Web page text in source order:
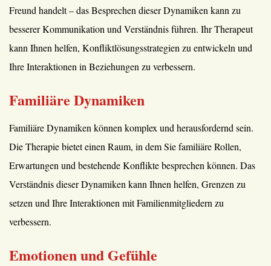
Freund handelt – das Besprechen dieser Dynamiken kann zu
besserer Kommunikation und Verständnis führen. Ihr Therapeut
kann Ihnen helfen, Konfliktlösungsstrategien zu entwickeln und
Ihre Interaktionen in Beziehungen zu verbessern.
Familiäre Dynamiken
Familiäre Dynamiken können komplex und herausfordernd sein.
Die Therapie bietet einen Raum, in dem Sie familiäre Rollen,
Erwartungen und bestehende Konflikte besprechen können. Das
Verständnis dieser Dynamiken kann Ihnen helfen, Grenzen zu
setzen und Ihre Interaktionen mit Familienmitgliedern zu
verbessern.
Emotionen und Gefühle